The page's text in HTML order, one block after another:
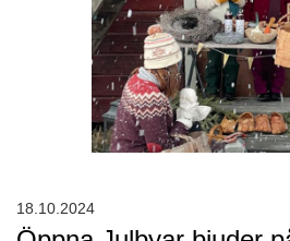
18.10.2024